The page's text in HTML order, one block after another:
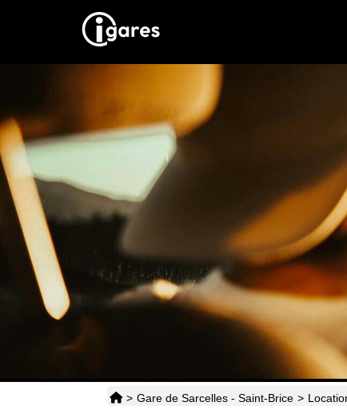
> Gare de Sarcelles - Saint-Brice >